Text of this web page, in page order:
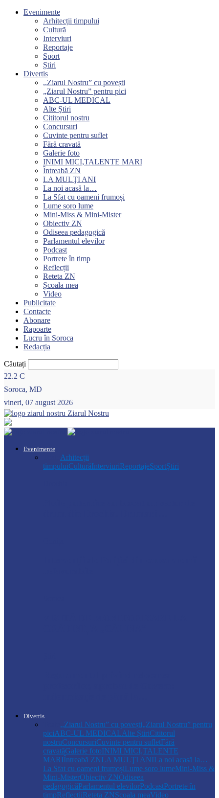
Evenimente
Arhitecții timpului
Cultură
Interviuri
Reportaje
Sport
Știri
Divertis
,,Ziarul Nostru” cu povești
„Ziarul Nostru” pentru pici
ABC-UL MEDICAL
Alte Știri
Cititorul nostru
Concursuri
Cuvinte pentru suflet
Fără cravată
Galerie foto
INIMI MICI,TALENTE MARI
Întreabă ZN
LA MULŢI ANI
La noi acasă la…
La Sfat cu oameni frumoși
Lume soro lume
Mini-Miss & Mini-Mister
Obiectiv ZN
Odiseea pedagogică
Parlamentul elevilor
Podcast
Portrete în timp
Reflecții
Reteta ZN
Școala mea
Video
Publicitate
Contacte
Abonare
Rapoarte
Lucru în Soroca
Redacția
Căutați
22.2 C
Soroca, MD
vineri, 07 august 2026
Ziarul Nostru
Evenimente
Arhitecții
timpuluiCulturăInterviuriReportajeSportȘtiri
Divertis
,,Ziarul Nostru” cu povești„Ziarul Nostru” pentru
piciABC-UL MEDICALAlte ȘtiriCititorul
nostruConcursuriCuvinte pentru sufletFără
cravatăGalerie fotoINIMI MICI,TALENTE
MARIÎntreabă ZNLA MULŢI ANILa noi acasă la…
La Sfat cu oameni frumoșiLume soro lumeMini-Miss &
Mini-MisterObiectiv ZNOdiseea
pedagogicăParlamentul elevilorPodcastPortrete în
timpReflecțiiReteta ZNȘcoala meaVideo